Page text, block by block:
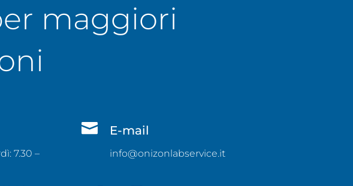
maggiori
7.30 –
 E-mail
info@onizonlabservice.it